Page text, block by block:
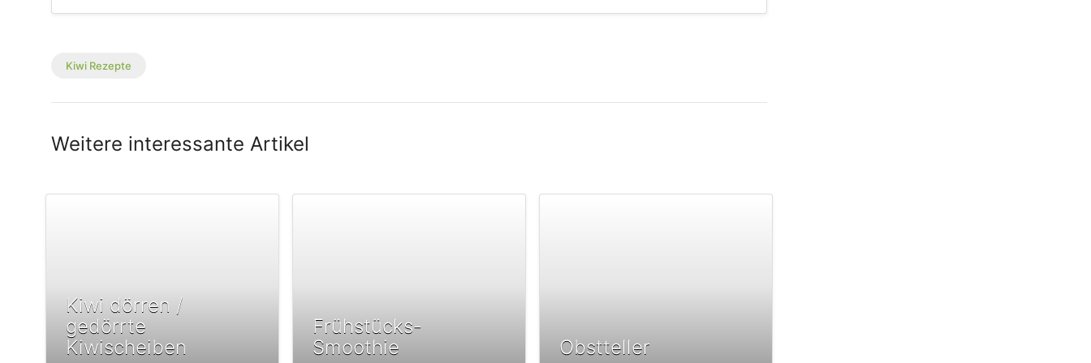
Kiwi Rezepte
Weitere interessante Artikel
Kiwi dörren /
gedörrte
Kiwischeiben
Frühstücks-
Smoothie
Obstteller